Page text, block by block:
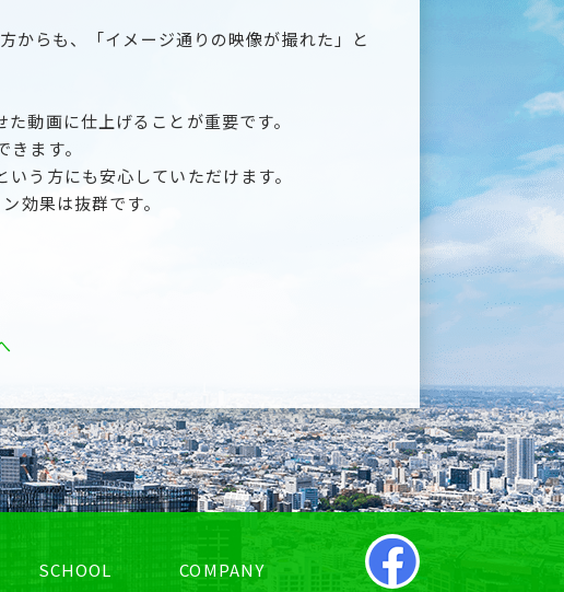
からも、「イメージ通りの映像が撮れた」と
動画に仕上げることが重要です。
ます。
う方にも安心していただけます。
効果は抜群です。
SCHOOL
COMPANY